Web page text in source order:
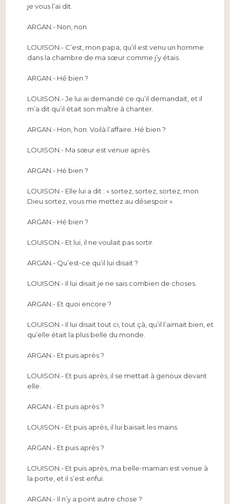
je vous l’ai dit.
ARGAN.- Non, non.
LOUISON.- C’est, mon papa, qu’il est venu un homme
dans la chambre de ma sœur comme j’y étais.
ARGAN.- Hé bien ?
LOUISON.-Je lui ai demandé ce qu’il demandait, et il
m’a dit qu’il était son maître à chanter.
ARGAN.- Hon, hon. Voilà l’affaire. Hé bien ?
LOUISON.- Ma sœur est venue après.
ARGAN.- Hé bien ?
LOUISON.- Elle lui a dit : « sortez, sortez, sortez, mon
Dieu sortez, vous me mettez au désespoir ».
ARGAN.- Hé bien ?
LOUISON.- Et lui, il ne voulait pas sortir.
ARGAN.- Qu’est-ce qu’il lui disait ?
LOUISON.- Il lui disait je ne sais combien de choses.
ARGAN.- Et quoi encore ?
LOUISON.- Il lui disait tout ci, tout çà, qu’il l’aimait bien, et
qu’elle était la plus belle du monde.
ARGAN.- Et puis après ?
LOUISON.- Et puis après, il se mettait à genoux devant
elle.
ARGAN.- Et puis après ?
LOUISON.- Et puis après, il lui baisait les mains.
ARGAN.- Et puis après ?
LOUISON.- Et puis après, ma belle-maman est venue à
la porte, et il s’est enfui.
ARGAN.- Il n’y a point autre chose ?